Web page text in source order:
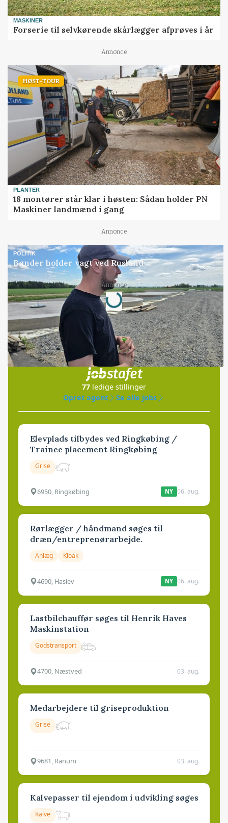
MASKINER
Forserie til selvkørende skårlægger afprøves i år
Annonce
HØST-TOUR
PLANTER
18 montører står klar i høsten: Sådan holder PN
Maskiner landmænd i gang
Annonce
POLITIK
Bønder holder vagt ved Rusland
Annonce
Loading...
Jobs
i samarbejde med
77 ledige stillinger
Opret agent
Se alle jobs
Elevplads tilbydes ved Ringkøbing /
Trainee placement Ringkøbing
Grise
6950, Ringkøbing NY 06. aug.
Rørlægger / håndmand søges til
dræn/entreprenørarbejde.
Anlæg Kloak
4690, Haslev NY 06. aug.
Lastbilchauffør søges til Henrik Haves
Maskinstation
Godstransport
4700, Næstved 03. aug.
Medarbejdere til griseproduktion
Grise
9681, Ranum 03. aug.
Kalvepasser til ejendom i udvikling søges
Kalve